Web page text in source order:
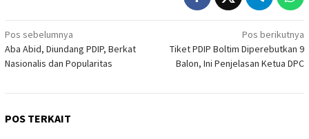
Navigasi
pos
Pos sebelumnya
Aba Abid, Diundang PDIP, Berkat
Nasionalis dan Popularitas
Pos berikutnya
Tiket PDIP Boltim Diperebutkan 9
Balon, Ini Penjelasan Ketua DPC
POS TERKAIT